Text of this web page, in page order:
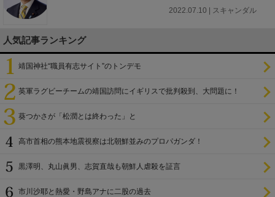
2022.07.10 | スキャンダル
人気記事ランキング
靖国神社“職員有志サイト”のトンデモ
英軍ラグビーチームの靖国訪問にイギリスで批判殺到、大問題に！
葵つかさが「松潤とは終わった」と
高市首相の熊本地震視察は北朝鮮並みのプロパガンダ！
黒澤明、丸山眞男、志賀直哉も朝鮮人虐殺を証言
市川沙耶と熱愛・野島アナに二股の過去